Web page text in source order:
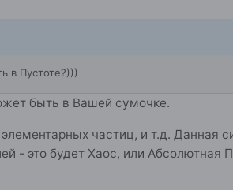
в Пустоте?)))
быть в Вашей сумочке.
частиц, и т.д. Данная
- это будет Хаос, или Абсолютная